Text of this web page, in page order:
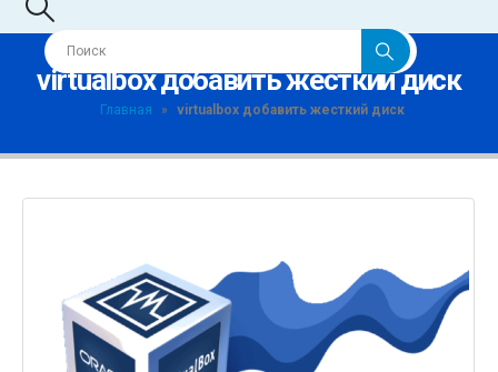
virtualbox добавить жесткий диск
Главная » virtualbox добавить жесткий диск